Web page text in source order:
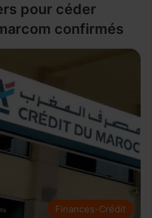
pour céder
confirmés
Finances-Crédit